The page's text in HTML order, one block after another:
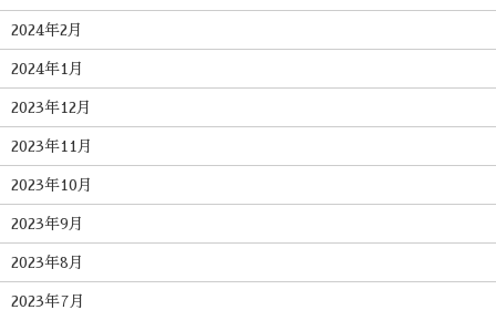
2024年2月
2024年1月
2023年12月
2023年11月
2023年10月
2023年9月
2023年8月
2023年7月